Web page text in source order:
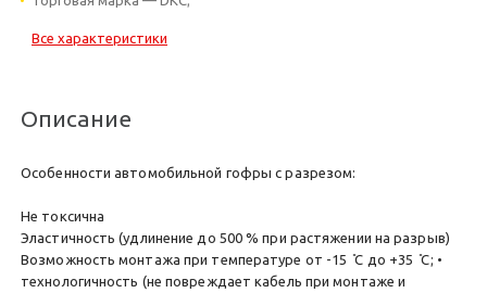
Все характеристики
Описание
Особенности автомобильной гофры с разрезом:
Не токсична
Эластичность (удлинение до 500 % при растяжении на разрыв)
Возможность монтажа при температуре от -15 ̊С до +35 ̊С; •
технологичность (не повреждает кабель при монтаже и